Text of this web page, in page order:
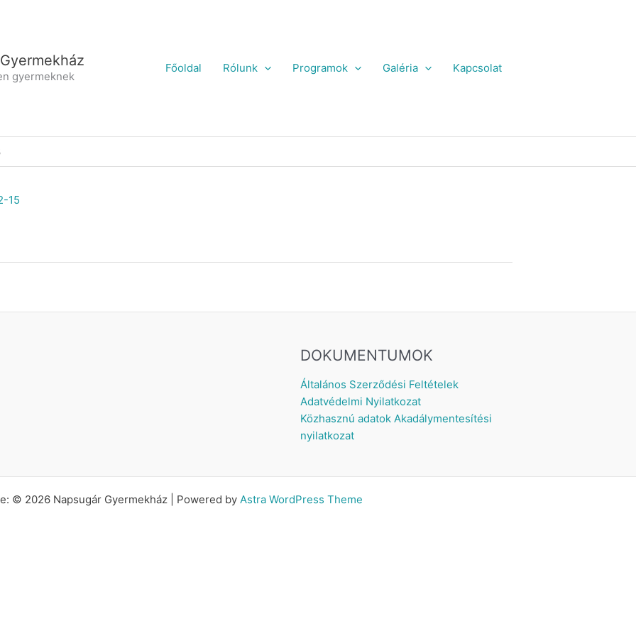
gyermeknek
Főoldal Rólunk Programok Galéria Kapcsolat
15
DOKUMENTUMOK
Általános Szerződési Feltételek
Adatvédelmi Nyilatkozat
Közhasznú adatok Akadálymentesítési
nyilatkozat
© 2026 Napsugár Gyermekház | Powered by Astra WordPress Theme